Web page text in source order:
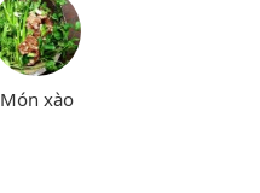
Món xào